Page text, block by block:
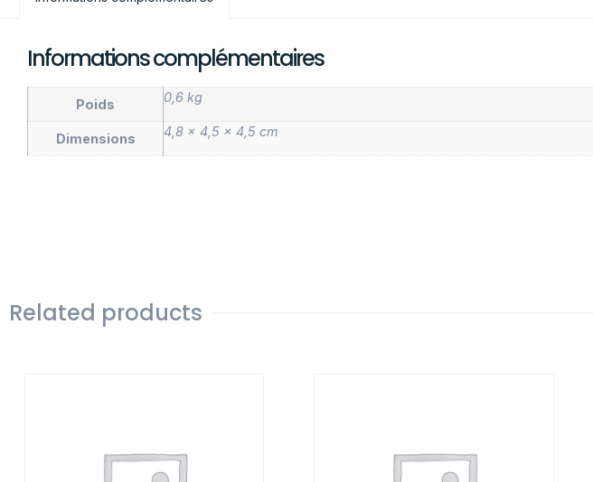
Informations complémentaires
Poids 0,6 kg
Dimensions 4,8 × 4,5 × 4,5 cm
Related products